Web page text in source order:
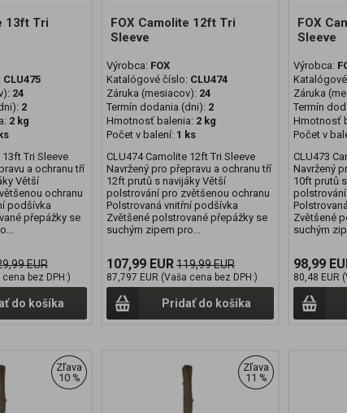
13ft Tri
CLU475
24
2
2 kg
Tri Sleeve
a ochranu tří
Větší
ochranu
podšívka
přepážky se
EUR
bez DPH:)
do košíka
FOX Camolite 12ft Tri
Sleeve
Výrobca: FOX
Katalógové číslo: CLU474
Záruka (mesiacov): 24
Termín dodania (dni): 2
Hmotnosť balenia: 2 kg
Počet v balení: 1 ks
CLU474 Camolite 12ft Tri Sleeve
Navržený pro přepravu a ochranu tří
12ft prutů s navijáky Větší
polstrování pro zvětšenou ochranu
Polstrovaná vnitřní podšívka
Zvětšené polstrované přepážky se
suchým zipem pro...
107,99 EUR119,99 EUR
87,797 EUR (Vaša cena bez DPH:)
Pridať do košíka
FOX
Sleeve
Výrobca:
Záruka
Termín
Hmotnosť
Počet v
CLU473
Navržený
10ft prutů
Zvětšené
suchým
98,99
80,48 EUR
Zľava
10 %
Zľava
11 %